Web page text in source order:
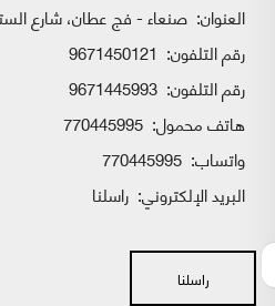
العنوان: صنعاء - فج عطان، شارع
رقم التلفون: 9671450121
رقم التلفون: 9671445993
هاتف محمول: 770445995
واتساب:
البريد الإلكتروني: راسلنا
راسلنا